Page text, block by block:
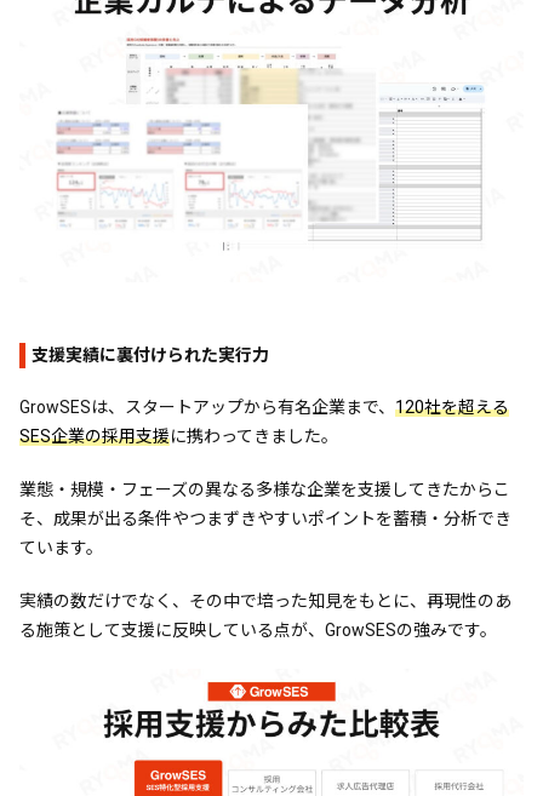
支援実績に裏付けられた実行力
GrowSESは、スタートアップから有名企業まで、 120社を超える
SES企業の採用支援に携わってきました。
業態・規模・フェーズの異なる多様な企業を支援してきたからこ
そ、成果が出る条件やつまずきやすいポイントを蓄積・分析でき
ています。
実績の数だけでなく、その中で培った知見をもとに、再現性のあ
る施策として支援に反映している点が、GrowSESの強みです。